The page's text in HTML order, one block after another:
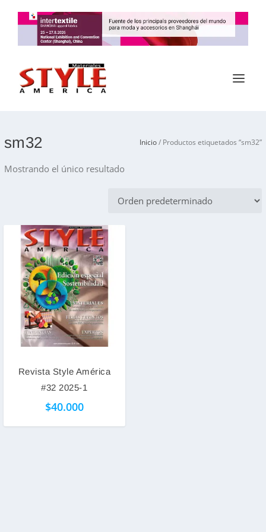
sm32 Inicio/ Productos etiquetados “sm32”
Mostrando el único resultado
Revista Style América
#32 2025-1
$40.000